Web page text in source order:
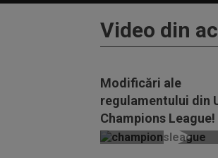
Video din
Modificări ale
regulamentului din
Champions League!